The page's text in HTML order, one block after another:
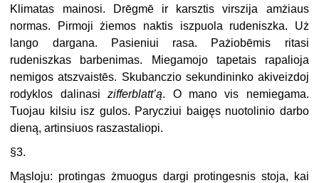
Klimatas mainosi. Drēgmē ir karsztis virszija amżiaus
normas. Pirmoji żiemos naktis iszpuola rudeniszka. Uż
lango dargana. Pasieniui rasa. Pażiobēmis ritasi
rudeniszkas barbenimas. Miegamojo tapetais rapalioja
nemigos atszvaistēs. Skubanczio sekundininko akiveizdoj
rodyklos dalinasizifferblatt’ą. O mano vis nemiegama.
Tuojau kilsiu isz gulos. Parycziui baigęs nuotolinio darbo
dieną, artinsiuos raszastaliopi.
§3.
Mąsloju: protingas żmuogus dargi protingesnis stoja, kai